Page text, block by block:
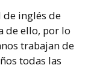
de inglés de
de ello, por lo
trabajan de
todas las